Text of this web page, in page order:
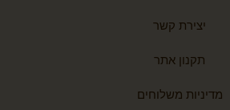
יצירת קשר
תקנון אתר
מדיניות משלוחים